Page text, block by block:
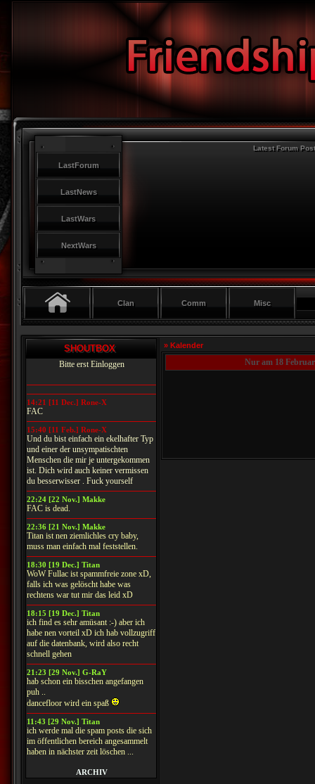
LastForum
LastNews
LastWars
NextWars
Latest Forum
Clan Comm Misc
SHOUTBOX
Bitte erst Einloggen
14:21 [11 Dec.] Rone-X
FAC
15:40 [11 Feb.] Rone-X
Und du bist einfach ein ekelhafter Typ
und einer der unsympatischten
Menschen die mir je untergekommen
ist. Dich wird auch keiner vermissen
du besserwisser . Fuck yourself
22:24 [22 Nov.] Makke
FAC is dead.
22:36 [21 Nov.] Makke
Titan ist nen ziemlichles cry baby,
muss man einfach mal feststellen.
18:30 [19 Dec.] Titan
WoW Fullac ist spammfreie zone xD,
falls ich was gelöscht habe was
rechtens war tut mir das leid xD
18:15 [19 Dec.] Titan
ich find es sehr amüsant :-) aber ich
habe nen vorteil xD ich hab vollzugriff
auf die datenbank, wird also recht
schnell gehen
21:23 [29 Nov.] G-RaY
hab schon ein bisschen angefangen
puh ..
dancefloor wird ein spaß
11:43 [29 Nov.] Titan
ich werde mal die spam posts die sich
im öffentlichen bereich angesammelt
haben in nächster zeit löschen ...
ARCHIV
» Kalender
Nur am 18